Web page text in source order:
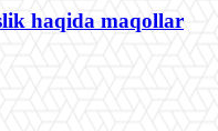
haqida maqollar